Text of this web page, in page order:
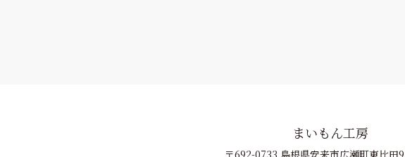
まいもん工房
〒692-0733 島根県安来市広瀬町東比田